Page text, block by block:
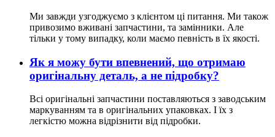
Ми завжди узгоджуємо з клієнтом ці питання. Ми також
привозимо вживані запчастини, та замінники. Але
тільки у тому випадку, коли маємо певність в їх якості.
Як я можу бути впевнений, що отримаю
оригінальну деталь, а не підробку?
Всі оригінальні запчастини поставляються з заводським
маркуванням та в оригінальних упаковках. І їх з
легкістю можна відрізнити від підробки.